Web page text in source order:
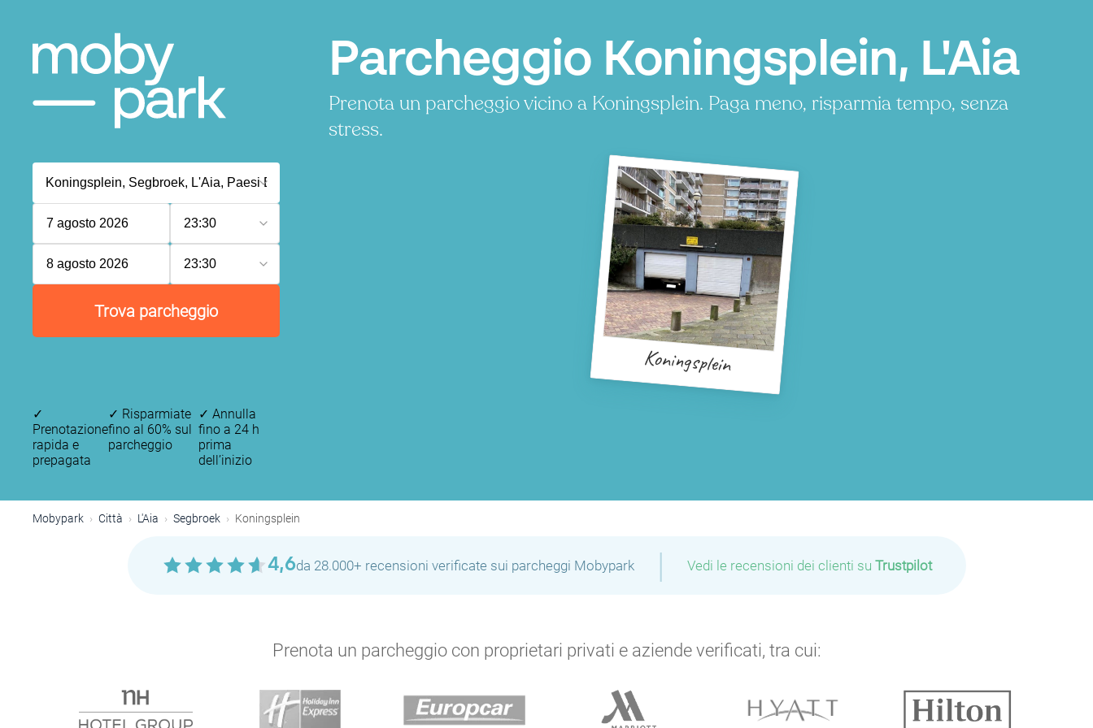
Parcheggio Koningsplein, L'Aia
Prenota un parcheggio vicino a Koningsplein. Paga meno, risparmia tempo, senza
stress.
7 agosto 2026 23:30
8 agosto 2026 23:30
Trova parcheggio
Koningsplein
✓
Prenotazione
rapida e
prepagata
✓ Risparmiate
fino al 60% sul
parcheggio
✓ Annulla
fino a 24 h
prima
dell’inizio
Mobypark Città L'Aia Segbroek Koningsplein
4,6da 28.000+ recensioni verificate sui parcheggi Mobypark | Vedi le recensioni dei clienti su Trustpilot
Prenota un parcheggio con proprietari privati e aziende verificati, tra cui:
P